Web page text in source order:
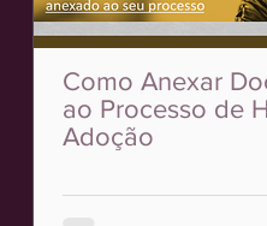
Como Anexar
ao Processo de
Adoção